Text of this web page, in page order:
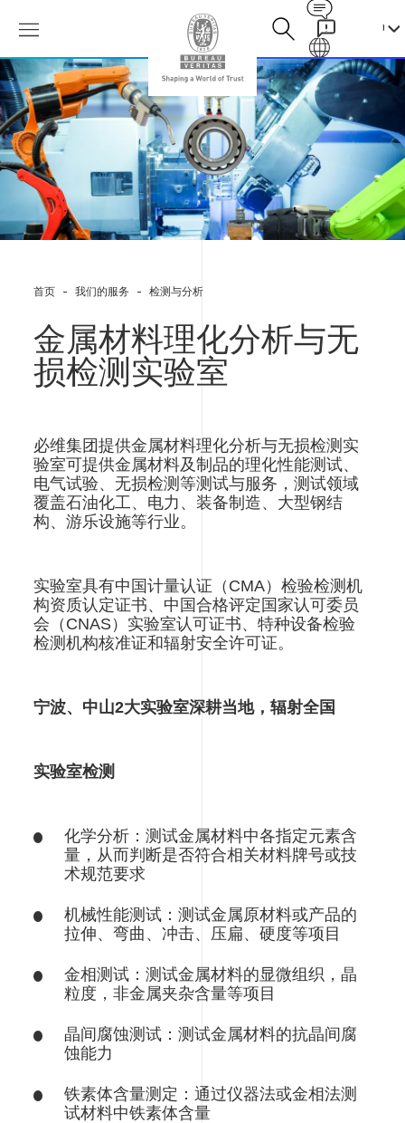
金
属
材
料
理
化
与
无
首页 我们的服务 检测与分析
金属材料理化分析与无
损检测实验室
必维集团提供金属材料理化分析与无损检测实
验室可提供金属材料及制品的理化性能测试、
电气试验、无损检测等测试与服务，测试领域
覆盖石油化工、电力、装备制造、大型钢结
构、游乐设施等行业。
实验室具有中国计量认证（ CMA）检验检测机
构资质认定证书、中国合格评定国家认可委员
会（ CNAS）实验室认可证书、特种设备检验
检测机构核准证和辐射安全许可证。
宁波、中山2大实验室深耕当地，辐射全国
实验室检测
化学分析：测试金属材料中各指定元素含
量，从而判断是否符合相关材料牌号或技
术规范要求
机械性能测试：测试金属原材料或产品的
拉伸、弯曲、冲击、压扁、硬度等项目
金相测试：测试金属材料的显微组织，晶
粒度，非金属夹杂含量等项目
晶间腐蚀测试：测试金属材料的抗晶间腐
蚀能力
铁素体含量测定 ：通过仪器法或金相法测
试材料中铁素体含量